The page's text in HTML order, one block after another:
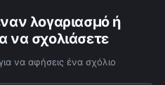
λογαριασμό ή
να σχολιάσετε
να αφήσεις ένα σχόλιο